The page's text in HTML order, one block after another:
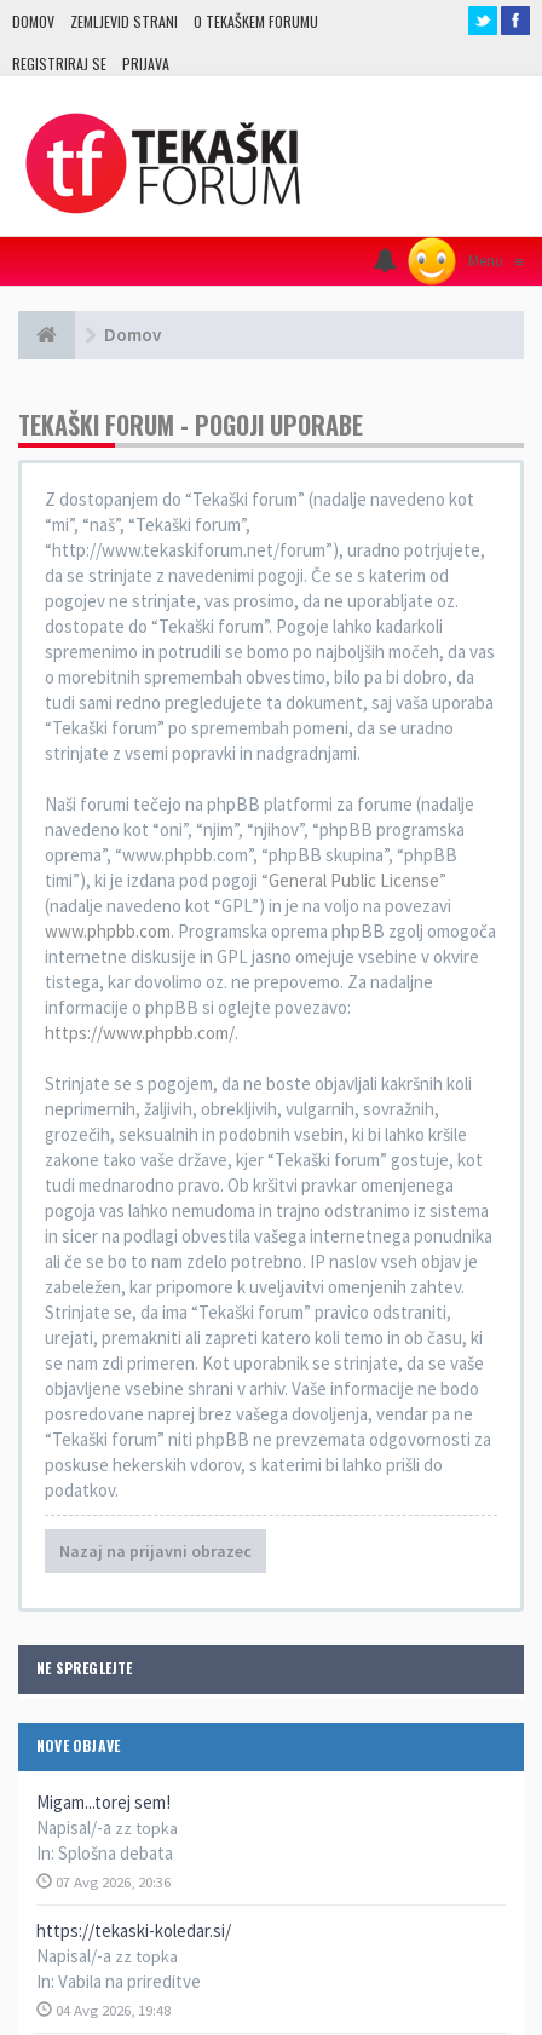
DOMOV ZEMLJEVID STRANI O TEKAŠKEM FORUMU
REGISTRIRAJ SE PRIJAVA
Menu ≡
Domov
NE SPREGLEJTE
NOVE OBJAVE
Migam...torej sem!
Napisal/-a zz topka
In: Splošna debata
07 Avg 2026, 20:36
https://tekaski-koledar.si/
Napisal/-a zz topka
In: Vabila na prireditve
04 Avg 2026, 19:48
TEKAŠKI FORUM - POGOJI UPORABE
Z dostopanjem do “Tekaški forum” (nadalje navedeno kot
“mi”, “naš”, “Tekaški forum”,
“http://www.tekaskiforum.net/forum”), uradno potrjujete,
da se strinjate z navedenimi pogoji. Če se s katerim od
pogojev ne strinjate, vas prosimo, da ne uporabljate oz.
dostopate do “Tekaški forum”. Pogoje lahko kadarkoli
spremenimo in potrudili se bomo po najboljših močeh, da vas
o morebitnih spremembah obvestimo, bilo pa bi dobro, da
tudi sami redno pregledujete ta dokument, saj vaša uporaba
“Tekaški forum” po spremembah pomeni, da se uradno
strinjate z vsemi popravki in nadgradnjami.
Naši forumi tečejo na phpBB platformi za forume (nadalje
navedeno kot “oni”, “njim”, “njihov”, “phpBB programska
oprema”, “www.phpbb.com”, “phpBB skupina”, “phpBB
timi”), ki je izdana pod pogoji “General Public License”
(nadalje navedeno kot “GPL”) in je na voljo na povezavi
www.phpbb.com. Programska oprema phpBB zgolj omogoča
internetne diskusije in GPL jasno omejuje vsebine v okvire
tistega, kar dovolimo oz. ne prepovemo. Za nadaljne
informacije o phpBB si oglejte povezavo:
https://www.phpbb.com/.
Strinjate se s pogojem, da ne boste objavljali kakršnih koli
neprimernih, žaljivih, obrekljivih, vulgarnih, sovražnih,
grozečih, seksualnih in podobnih vsebin, ki bi lahko kršile
zakone tako vaše države, kjer “Tekaški forum” gostuje, kot
tudi mednarodno pravo. Ob kršitvi pravkar omenjenega
pogoja vas lahko nemudoma in trajno odstranimo iz sistema
in sicer na podlagi obvestila vašega internetnega ponudnika
ali če se bo to nam zdelo potrebno. IP naslov vseh objav je
zabeležen, kar pripomore k uveljavitvi omenjenih zahtev.
Strinjate se, da ima “Tekaški forum” pravico odstraniti,
urejati, premakniti ali zapreti katero koli temo in ob času, ki
se nam zdi primeren. Kot uporabnik se strinjate, da se vaše
objavljene vsebine shrani v arhiv. Vaše informacije ne bodo
posredovane naprej brez vašega dovoljenja, vendar pa ne
“Tekaški forum” niti phpBB ne prevzemata odgovornosti za
poskuse hekerskih vdorov, s katerimi bi lahko prišli do
podatkov.
Nazaj na prijavni obrazec